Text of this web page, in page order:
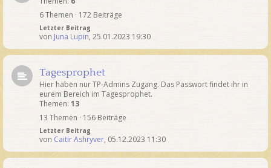
6 Themen · 172 Beiträge
Letzter Beitrag
von Juna Lupin, 25.01.2023 19:30
Tagesprophet
Hier haben nur TP-Admins Zugang. Das Passwort findet ihr in
eurem Bereich im Tagesprophet.
Themen: 13
13 Themen · 156 Beiträge
Letzter Beitrag
von Caitir Ashryver, 05.12.2023 11:30